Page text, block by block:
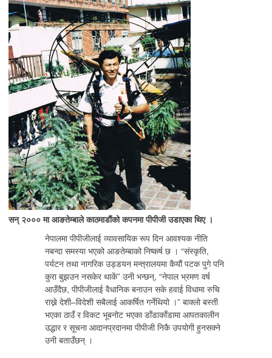
सन् २००० मा आङतेम्बाले काठमाडौंको कपनमा पीपीजी उडाएका थिए ।
नेपालमा पीपीजीलाई व्यावसायिक रूप दिन आवश्यक नीति
नबन्दा समस्या भएको आङतेम्बाको निष्कर्ष छ । “संस्कृति,
पर्यटन तथा नागरिक उड्डयन मन्त्रालयमा कैयौं पटक पुगे पनि
कुरा बुझउन नसकेर थाकें” उनी भन्छन्, “नेपाल भ्रमण वर्ष
आउँदैछ, पीपीजीलाई वैधानिक बनाउन सके हवाई विधामा रुचि
राख्ने देशी–विदेशी सबैलाई आकर्षित गर्नेथियो ।” बाक्लो बस्ती
भएका ठाउँ र विकट भूबनोट भएका डाँडाकाँडामा आपतकालीन
उद्धार र सूचना आदानप्रदानमा पीपीजी निकै उपयोगी हुनसक्ने
उनी बताउँछन् ।